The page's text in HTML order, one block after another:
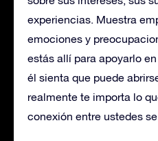
experiencias. Muestra
emociones y
estás allí para apoyarlo
él sienta que puede
realmente te importa lo
conexión entre ustedes